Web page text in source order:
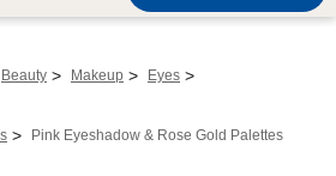
Beauty > Makeup > Eyes >
> Pink Eyeshadow & Rose Gold Palettes